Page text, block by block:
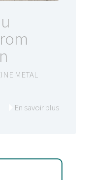
METAL
En savoir plus